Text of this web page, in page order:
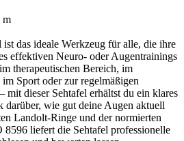
m
das ideale Werkzeug für alle, die ihre
effektiven Neuro- oder Augentrainings
therapeutischen Bereich, im
Sport oder zur regelmäßigen
mit dieser Sehtafel erhältst du ein klares
darüber, wie gut deine Augen aktuell
Landolt-Ringe und der normierten
liefert die Sehtafel professionelle